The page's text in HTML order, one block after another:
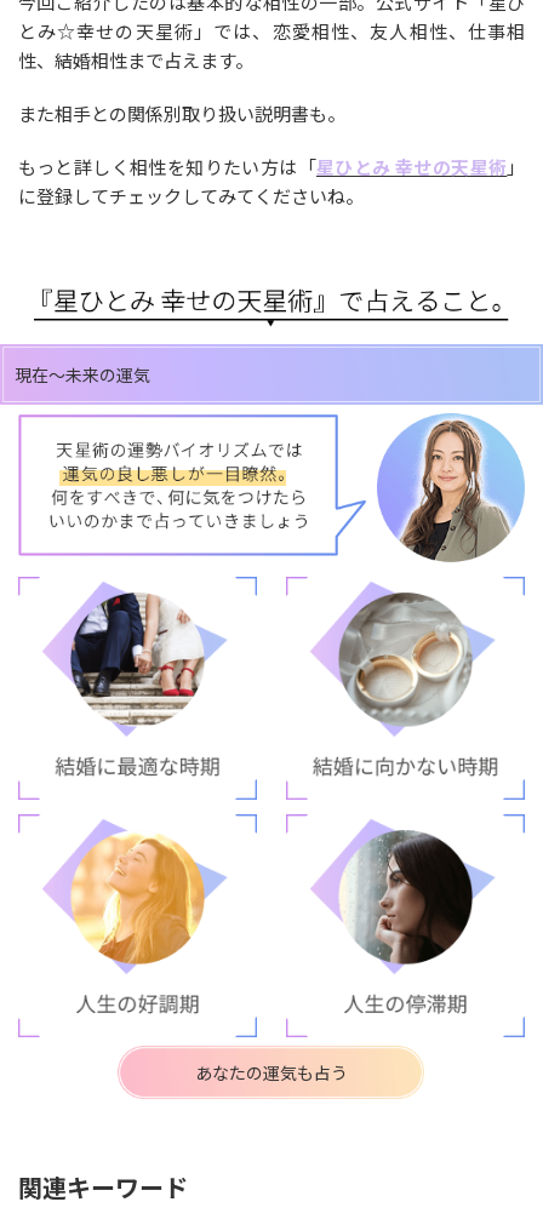
とみ☆幸せの天星術」では、恋愛相性、友人相性、仕事相
性、結婚相性まで占えます。
また相手との関係別取り扱い説明書も。
もっと詳しく相性を知りたい方は「星ひとみ 幸せの天星術 」
に登録してチェックしてみてくださいね。
現在～未来の運気
あなたの運気も占う
関連キーワード